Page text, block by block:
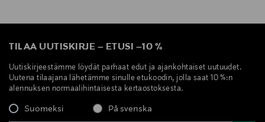
TILAA UUTISKIRJE – ETUSI –10 %
Uutiskirjeestämme löydät parhaat edut ja ajankohtaiset uutuudet.
Uutena tilaajana lähetämme sinulle etukoodin, jolla saat 10 %:n
alennuksen normaalihintaisesta kertaostoksesta.
Suomeksi På svenska